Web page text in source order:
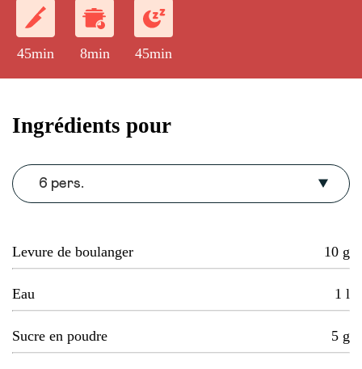
oublier le thé à la menthe.
45min 8min 45min
Ingrédients pour
6 pers.
Levure de boulanger 10 g
Eau 1 l
Sucre en poudre 5 g